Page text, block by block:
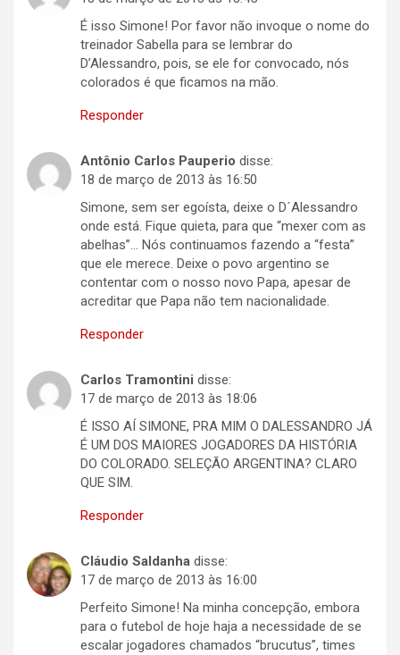
É isso Simone! Por favor não invoque o nome do
treinador Sabella para se lembrar do
D’Alessandro, pois, se ele for convocado, nós
colorados é que ficamos na mão.
Responder
Antônio Carlos Pauperio disse:
18 de março de 2013 às 16:50
Simone, sem ser egoísta, deixe o D´Alessandro
onde está. Fique quieta, para que “mexer com as
abelhas”… Nós continuamos fazendo a “festa”
que ele merece. Deixe o povo argentino se
contentar com o nosso novo Papa, apesar de
acreditar que Papa não tem nacionalidade.
Responder
Carlos Tramontini disse:
17 de março de 2013 às 18:06
É ISSO AÍ SIMONE, PRA MIM O DALESSANDRO JÁ
É UM DOS MAIORES JOGADORES DA HISTÓRIA
DO COLORADO. SELEÇÃO ARGENTINA? CLARO
QUE SIM.
Responder
Cláudio Saldanha disse:
17 de março de 2013 às 16:00
Perfeito Simone! Na minha concepção, embora
para o futebol de hoje haja a necessidade de se
escalar jogadores chamados “brucutus”, times